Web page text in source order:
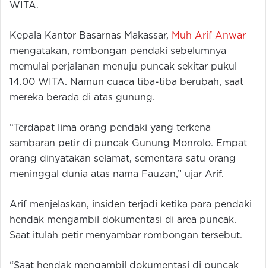
WITA.
Kepala Kantor Basarnas Makassar, Muh Arif Anwar
mengatakan, rombongan pendaki sebelumnya
memulai perjalanan menuju puncak sekitar pukul
14.00 WITA. Namun cuaca tiba-tiba berubah, saat
mereka berada di atas gunung.
“Terdapat lima orang pendaki yang terkena
sambaran petir di puncak Gunung Monrolo. Empat
orang dinyatakan selamat, sementara satu orang
meninggal dunia atas nama Fauzan,” ujar Arif.
Arif menjelaskan, insiden terjadi ketika para pendaki
hendak mengambil dokumentasi di area puncak.
Saat itulah petir menyambar rombongan tersebut.
“Saat hendak mengambil dokumentasi di puncak